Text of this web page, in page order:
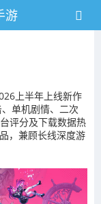
游
上半年上线新作
单机剧情、二次
评分及下载数据热
，兼顾长线深度游